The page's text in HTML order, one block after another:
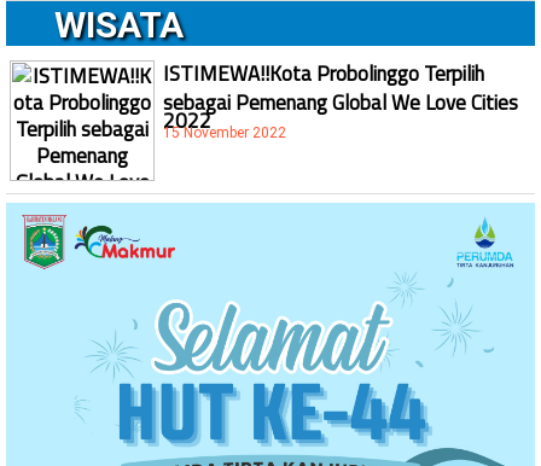
WISATA
ISTIMEWA!!Kota Probolinggo Terpilih
sebagai Pemenang Global We Love Cities
2022
15 November 2022